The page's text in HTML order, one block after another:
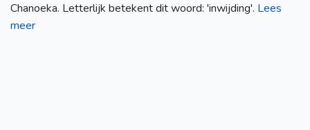
Chanoeka. Letterlijk betekent dit woord: 'inwijding'. Lees
meer